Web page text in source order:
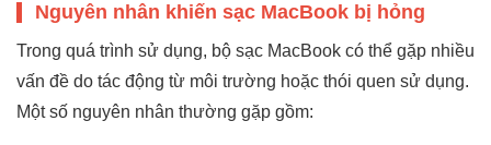
Nguyên nhân khiến sạc MacBook bị hỏng
Trong quá trình sử dụng, bộ sạc MacBook có thể gặp nhiều
vấn đề do tác động từ môi trường hoặc thói quen sử dụng.
Một số nguyên nhân thường gặp gồm: